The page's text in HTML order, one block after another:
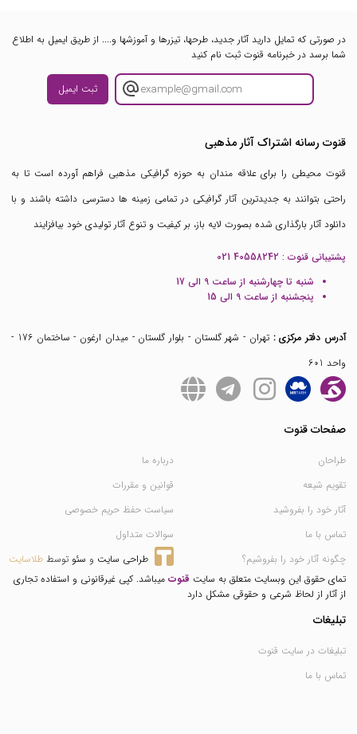
در صورتی که تمایل دارید آثار جدید، طرحها، تیزرها و آموزشها و.... از طریق ایمیل به اطلاع
شما برسد در خبرنامه قنوت ثبت نام کنید
ثبت ایمیل
قنوت رسانه اشتراک آثار مذهبی
قنوت محیطی را برای علاقه مندان به حوزه گرافیکی مذهبی فراهم آورده است تا به
راحتی بتوانند به جدیدترین آثار گرافیکی در تمامی زمینه ها دسترسی داشته باشند و با
دانلود آثار بارگذاری شده بصورت لایه باز، بر کیفیت و تنوع آثار تولیدی خود بیافزایند
پشتیبانی قنوت : 021 40558242
شنبه تا چهارشنبه از ساعت 9 الی 17
پنجشنبه از ساعت 9 الی 15
آدرس دفتر مرکزی :
تهران - شهر گلستان - بلوار گلستان - میدان ارغون - ساختمان 176 -
واحد 601
صفحات قنوت
طراحان
تقویم شیعه
آثار خود را بفروشید
تماس با ما
چگونه آثار خود را بفروشیم؟
درباره ما
قوانین و مقررات
سیاست حفظ حریم خصوصی
سوالات متداول
طراحی سایت و سئو توسط طلاسایت
تمای حقوق این وبسایت متعلق به سایت قنوت میباشد. کپی غیرقانونی و استفاده تجاری
از آثار از لحاظ شرعی و حقوقی مشکل دارد
تبلیغات
تبلیغات در سایت قنوت
تماس با ما